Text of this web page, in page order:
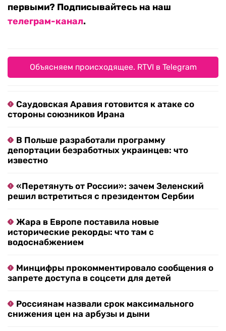
первыми? Подписывайтесь на наш
телеграм-канал.
Объясняем происходящее. RTVI в Telegram
Саудовская Аравия готовится к атаке со
стороны союзников Ирана
В Польше разработали программу
депортации безработных украинцев: что
известно
«Перетянуть от России»: зачем Зеленский
решил встретиться с президентом Сербии
Жара в Европе поставила новые
исторические рекорды: что там с
водоснабжением
Минцифры прокомментировало сообщения о
запрете доступа в соцсети для детей
Россиянам назвали срок максимального
снижения цен на арбузы и дыни